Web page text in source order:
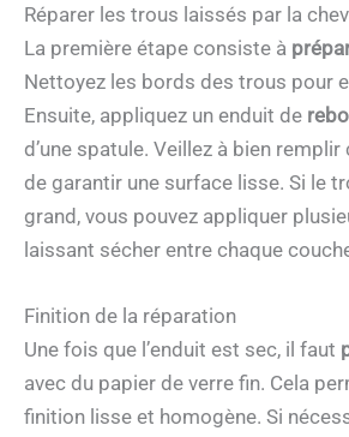
Réparer les trous laissés par la
La première étape consiste à
Nettoyez les bords des trous pour
Ensuite, appliquez un enduit de
d’une spatule. Veillez à bien
de garantir une surface lisse. Si le
grand, vous pouvez appliquer
laissant sécher entre chaque
Finition de la réparation
Une fois que l’enduit est sec, il faut
avec du papier de verre fin. Cela
finition lisse et homogène. Si